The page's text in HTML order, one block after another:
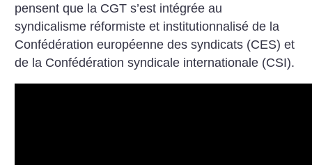
pensent que la CGT s’est intégrée au
syndicalisme réformiste et institutionnalisé de la
Confédération européenne des syndicats (CES) et
de la Confédération syndicale internationale (CSI).